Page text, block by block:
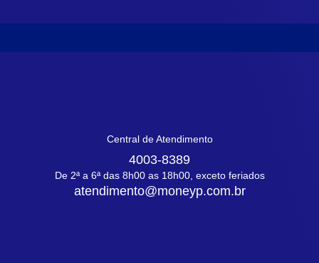
Central de Atendimento
4003-8389
De 2ª a 6ª das 8h00 as 18h00, exceto feriados
atendimento@moneyp.com.br